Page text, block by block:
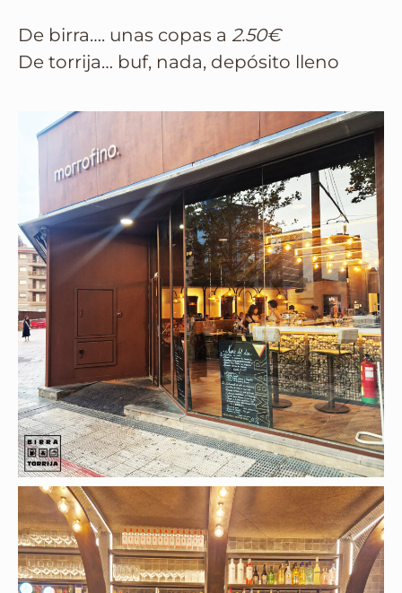
De birra…. unas copas a 2.50€
De torrija… buf, nada, depósito lleno